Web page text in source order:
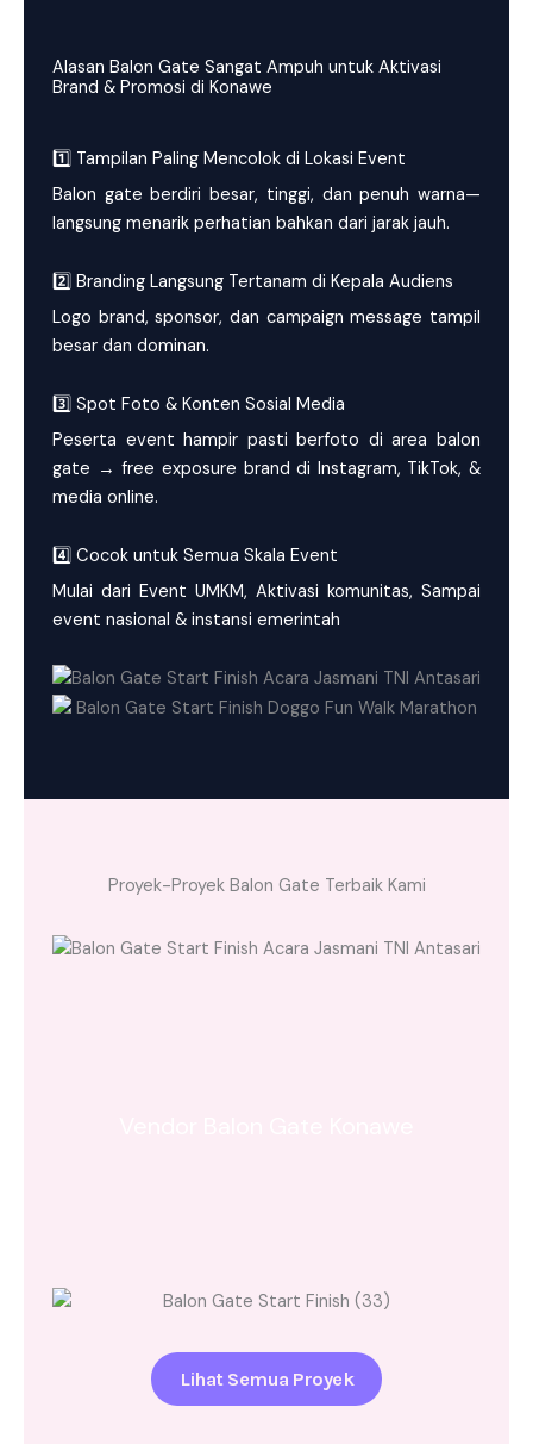
Alasan Balon Gate Sangat Ampuh untuk Aktivasi
Brand & Promosi di Konawe
1️⃣ Tampilan Paling Mencolok di Lokasi Event
Balon gate berdiri besar, tinggi, dan penuh warna—
langsung menarik perhatian bahkan dari jarak jauh.
2️⃣ Branding Langsung Tertanam di Kepala Audiens
Logo brand, sponsor, dan campaign message tampil
besar dan dominan.
3️⃣ Spot Foto & Konten Sosial Media
Peserta event hampir pasti berfoto di area balon
gate → free exposure brand di Instagram, TikTok, &
media online.
4️⃣ Cocok untuk Semua Skala Event
Mulai dari Event UMKM, Aktivasi komunitas, Sampai
event nasional & instansi emerintah
Proyek-Proyek Balon Gate Terbaik Kami
Lihat Semua Proyek